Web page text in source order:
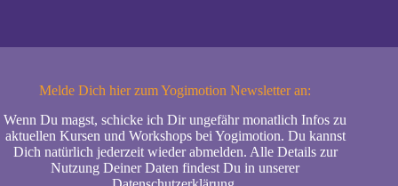
Melde Dich hier zum Yogimotion Newsletter an:
Wenn Du magst, schicke ich Dir ungefähr monatlich Infos zu
aktuellen Kursen und Workshops bei Yogimotion. Du kannst
Dich natürlich jederzeit wieder abmelden. Alle Details zur
Nutzung Deiner Daten findest Du in unserer